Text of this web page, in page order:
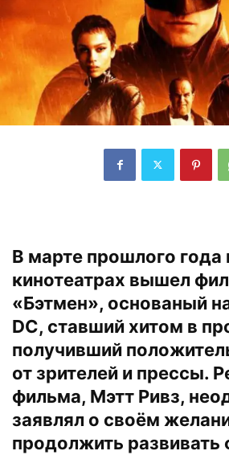
В марте прошлого года
кинотеатрах вышел
«Бэтмен», основаный
DC, ставший хитом в
получивший
от зрителей и прессы.
фильма, Мэтт Ривз,
заявлял о своём
продолжить развивать